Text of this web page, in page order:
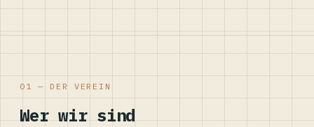
01 — DER VEREIN
Wer wir sind